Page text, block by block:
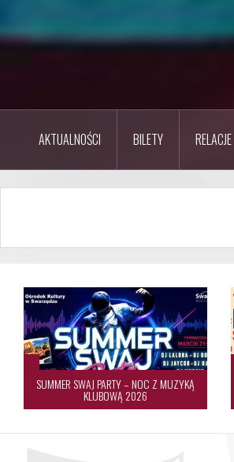
AKTUALNOŚCI BILETY RELACJE
SUMMER SWAJ PARTY – NOC Z MUZYKĄ
KLUBOWĄ 2026